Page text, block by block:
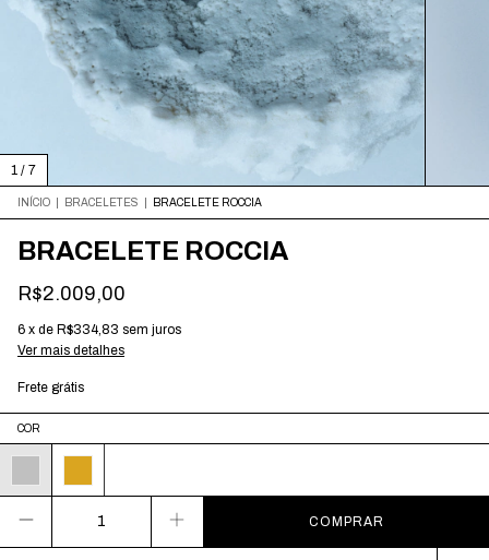
1 / 7
INÍCIO BRACELETES BRACELETE ROCCIA
BRACELETE ROCCIA
R$2.009,00
6 x de R$334,83 sem juros
Ver mais detalhes
Frete grátis
COR